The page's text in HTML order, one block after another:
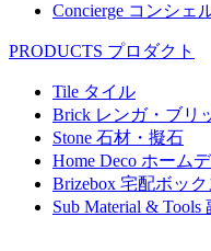
Concierge コンシェ
PRODUCTS プロダクト
Tile タイル
Brick レンガ・ブリ
Stone 石材・擬石
Home Deco ホーム
Brizebox 宅配ボッ
Sub Material & Tools